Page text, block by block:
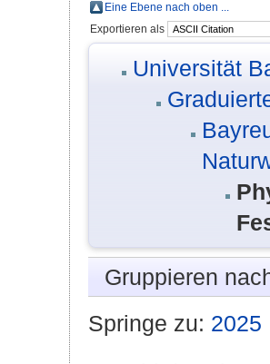
Eine Ebene nach oben ...
Exportieren als
Universität
Gruppieren
Springe zu: 2025